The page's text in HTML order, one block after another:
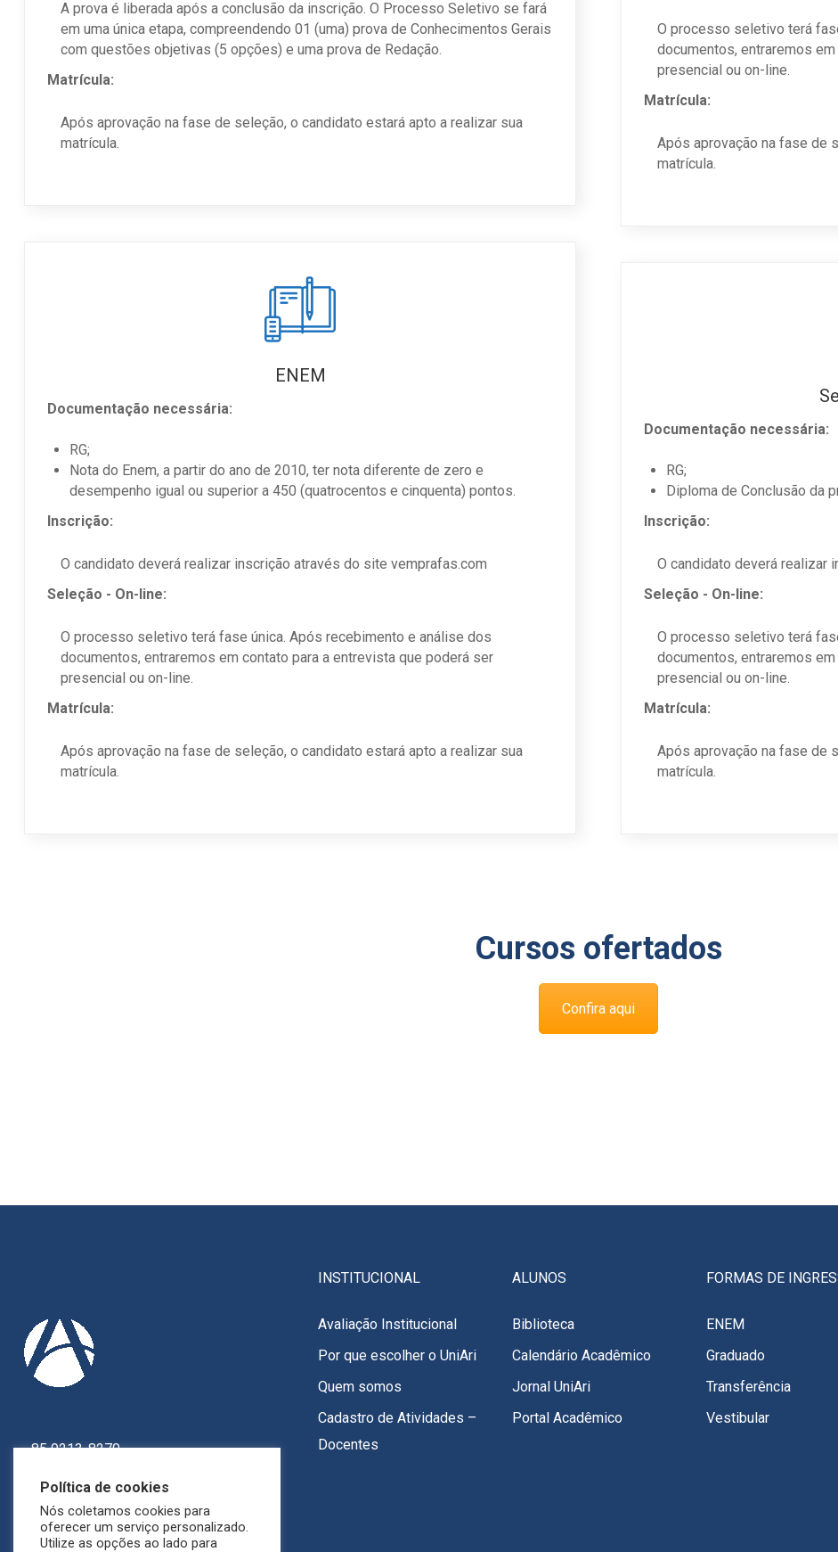
A prova é liberada após a conclusão da inscrição. O Processo Seletivo se fará
em uma única etapa, compreendendo 01 (uma) prova de Conhecimentos Gerais
com questões objetivas (5 opções) e uma prova de Redação.
Matrícula:
Após aprovação na fase de seleção, o candidato estará apto a realizar sua
matrícula.
ENEM
Documentação necessária:
RG;
Nota do Enem, a partir do ano de 2010, ter nota diferente de zero e
desempenho igual ou superior a 450 (quatrocentos e cinquenta) pontos.
Inscrição:
O candidato deverá realizar inscrição através do site vemprafas.com
Seleção - On-line:
O processo seletivo terá fase única. Após recebimento e análise dos
documentos, entraremos em contato para a entrevista que poderá ser
presencial ou on-line.
Matrícula:
Após aprovação na fase de seleção, o candidato estará apto a realizar sua
matrícula.
O processo seletivo terá
documentos, entraremos
presencial ou on-line.
Matrícula:
Após aprovação na fase de
matrícula.
Documentação necessária:
RG;
Diploma de Conclusão da
Inscrição:
O candidato deverá realizar
Seleção - On-line:
O processo seletivo terá
documentos, entraremos
presencial ou on-line.
Matrícula:
Após aprovação na fase de
matrícula.
Cursos ofertados
Confira aqui
85 9213-8270
Av. Heráclito Graça, 826, Fortaleza - CE
INSTITUCIONAL
Avaliação Institucional
Por que escolher o UniAri
Quem somos
Cadastro de Atividades –
Docentes
ALUNOS
Biblioteca
Calendário Acadêmico
Jornal UniAri
Portal Acadêmico
FORMAS DE
ENEM
Graduado
Transferência
Vestibular
Política de cookies
Nós coletamos cookies para
oferecer um serviço personalizado.
Utilize as opções ao lado para